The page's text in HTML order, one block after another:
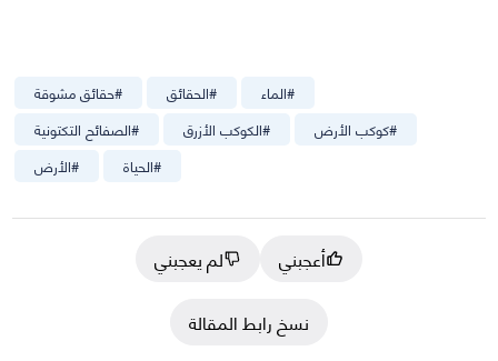
#حقائق مشوقة #الحقائق #الماء
#الصفائح التكتونية #الكوكب الأزرق #كوكب الأرض
#الأرض #الحياة
أعجبني
لم يعجبني
نسخ رابط المقالة